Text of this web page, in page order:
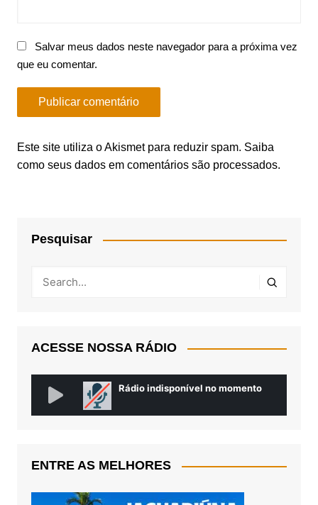
Salvar meus dados neste navegador para a próxima vez
que eu comentar.
Este site utiliza o Akismet para reduzir spam. Saiba
como seus dados em comentários são processados.
Pesquisar
ACESSE NOSSA RÁDIO
ENTRE AS MELHORES